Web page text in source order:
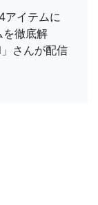
アイテムに
を徹底解
さんが配信